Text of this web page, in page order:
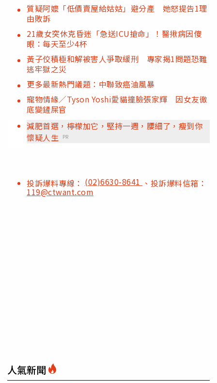
質疑阿嬤「低價賣屋給姑姑」避分產 她怒提告1理
由敗訴
21歲女突休克昏迷「急送ICU搶命」！醫揪病因傻
眼：每天至少4杯
黃子佼積極和解被害人爭取緩刑 專家揭1問題恐難
逃牢獄之災
更多最新熱門議題：中聯致癌油風暴
寵物情緣／Tyson Yoshi愛貓撞臉張家輝 因女友徹
底變鏟屎官
減肥首選，檸檬加它，堅持一週，腰細了，瘦到你
懷疑人生 PR
投訴爆料專線： (02)6630-8641 、投訴爆料信箱：
119@ctwant.com
人氣新聞